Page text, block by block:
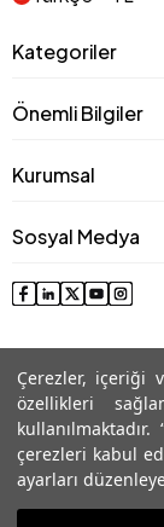
Çerezler, içeriği
özellikleri
çerezleri kabul
ayarları
Kategoriler
Önemli Bilgiler
Kurumsal
Sosyal Medya
© 2025